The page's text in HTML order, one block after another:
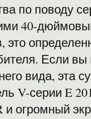
по поводу
40-
это
Если
вида, эта
V-серии E
и огромный